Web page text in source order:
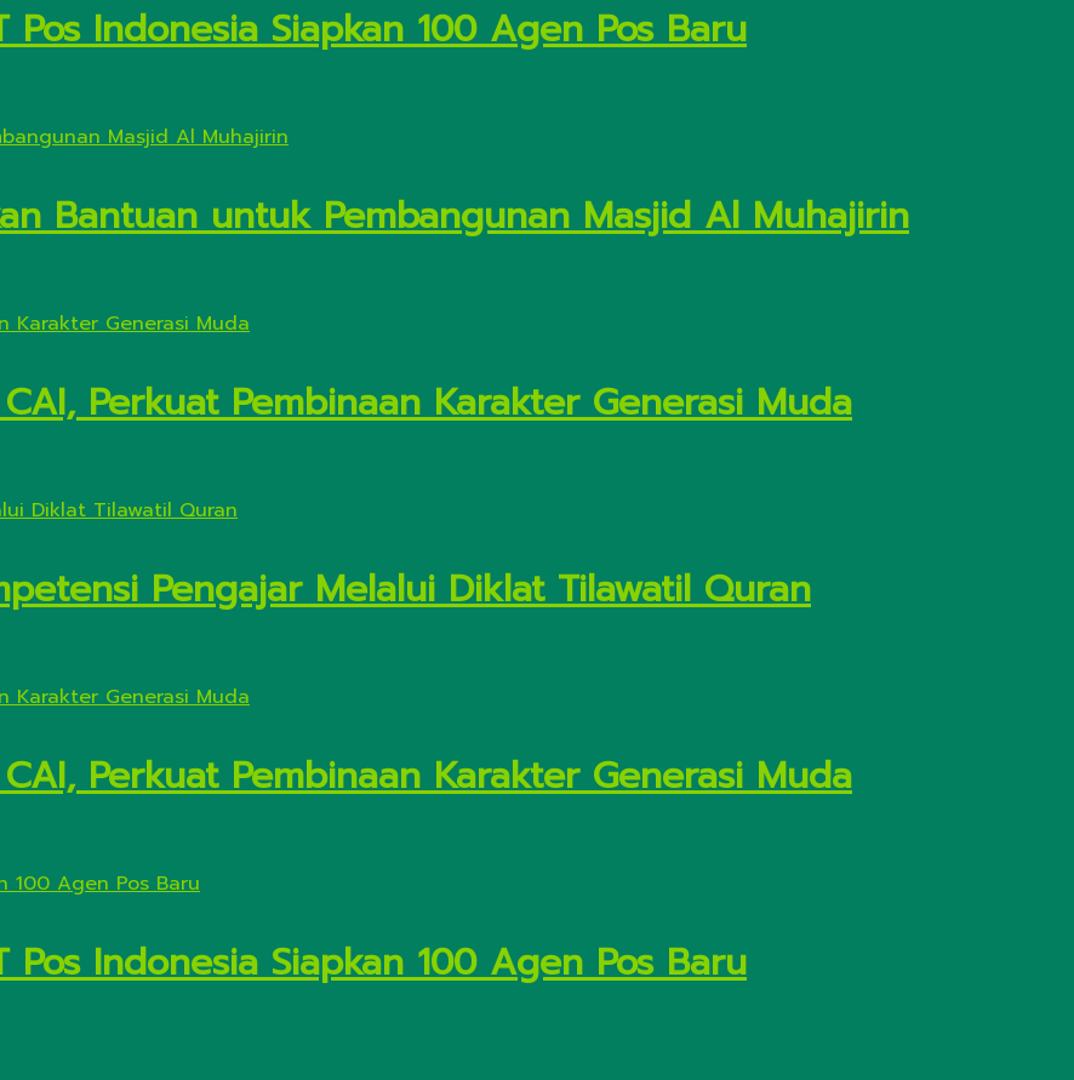
Indonesia Siapkan 100 Agen Pos Baru
Bantuan untuk Pembangunan Masjid Al Muhajirin
Perkuat Pembinaan Karakter Generasi Muda
Pengajar Melalui Diklat Tilawatil Quran
Perkuat Pembinaan Karakter Generasi Muda
Indonesia Siapkan 100 Agen Pos Baru